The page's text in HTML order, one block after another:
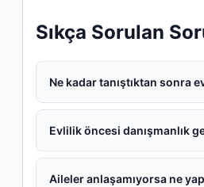
Sıkça Sorulan
Ne kadar tanıştıktan sonra
Evlilik öncesi danışmanlık
Aileler anlaşamıyorsa ne